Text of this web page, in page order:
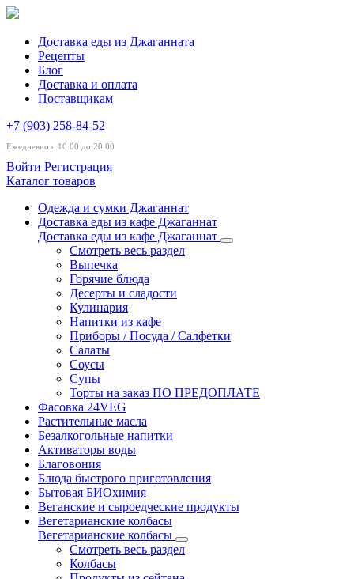
Доставка еды из Джаганната
Рецепты
Блог
Доставка и оплата
Поставщикам
+7 (903) 258-84-52
Ежедневно с 10:00 до 20:00
Войти Регистрация
Каталог товаров
Одежда и сумки Джаганнат
Доставка еды из кафе Джаганнат
Доставка еды из кафе Джаганнат
Смотреть весь раздел
Выпечка
Горячие блюда
Десерты и сладости
Кулинария
Напитки из кафе
Приборы / Посуда / Салфетки
Салаты
Соусы
Супы
Торты на заказ ПО ПРЕДОПЛАТЕ
Фасовка 24VEG
Растительные масла
Безалкогольные напитки
Активаторы воды
Благовония
Блюда быстрого приготовления
Бытовая БИОхимия
Веганские и сыроедческие продукты
Вегетарианские колбасы
Вегетарианские колбасы
Смотреть весь раздел
Колбасы